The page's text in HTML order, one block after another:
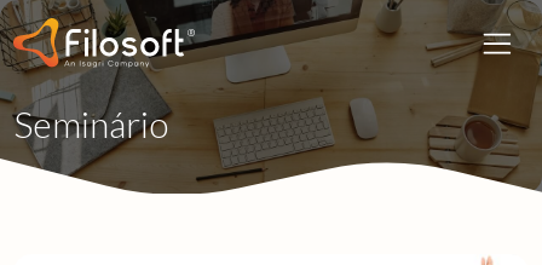
Seminário